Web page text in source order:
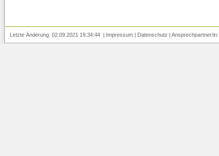
Letzte Änderung: 02.09.2021 19:34:44 | Impressum | Datenschutz | Ansprechpartner/